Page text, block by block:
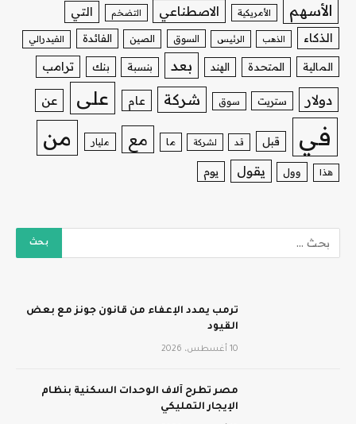
الأسهم الأمريكية الاصطناعي التضخم
التي
الذكاء
الذهب الرئيس السوق الصين الفائدة الفيدرالي
المالية المتحدة الهند بعد بنسبة بنك ترامب
دولار ستريت سوق شركة عام على عن
في قبل قد لشركة ما مع مليار من
هذا وول يقول يوم
ترمب يمدد الإعفاء من قانون جونز مع بعض
القيود
10 أغسطس، 2026
مصر تطرح آلاف الوحدات السكنية بنظام
الإيجار التمليكي